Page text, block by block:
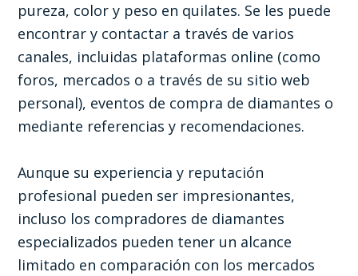
pureza, color y peso en quilates. Se les puede
encontrar y contactar a través de varios
canales, incluidas plataformas online (como
foros, mercados o a través de su sitio web
personal), eventos de compra de diamantes o
mediante referencias y recomendaciones.
Aunque su experiencia y reputación
profesional pueden ser impresionantes,
incluso los compradores de diamantes
especializados pueden tener un alcance
limitado en comparación con los mercados